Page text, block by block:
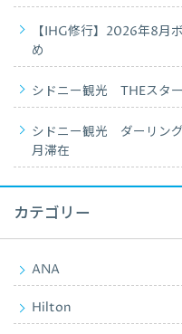
【IHG修行】2026年8月
め
シドニー観光 THEスタ
シドニー観光 ダーリン
月滞在
カテゴリー
ANA
Hilton